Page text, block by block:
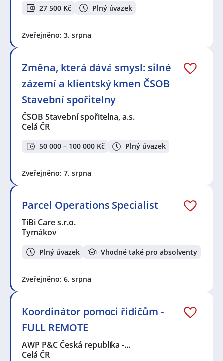
27 500 Kč Plný úvazek
Zveřejněno: 3. srpna
Změna, která dává smysl: silné
zázemí a klientský kmen ČSOB
Stavební spořitelny
ČSOB Stavební spořitelna, a.s.
Celá ČR
50 000 – 100 000 Kč Plný úvazek
Zveřejněno: 7. srpna
Parcel Operations Specialist
TiBi Care s.r.o.
Tymákov
Plný úvazek Vhodné také pro absolventy
Zveřejněno: 6. srpna
Koordinátor pomoci řidičům -
FULL REMOTE
AWP P&C Česká republika -…
Celá ČR